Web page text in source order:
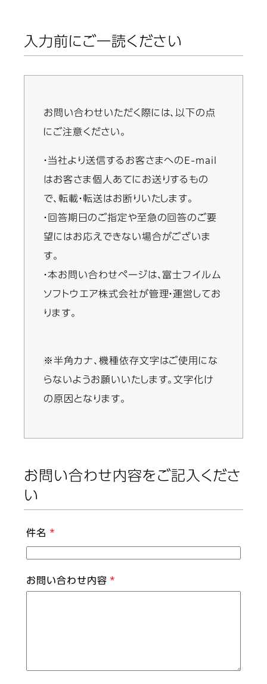
入力前にご一読ください
Information
お問い合わせいただく際には、以下の点
にご注意ください。
・当社より送信するお客さまへのE-mail
はお客さま個人あてにお送りするもの
で、転載・転送はお断りいたします。
・回答期日のご指定や至急の回答のご要
望にはお応えできない場合がございま
す。
・本お問い合わせページは、富士フイルム
ソフトウエア株式会社が管理・運営してお
ります。
※半角カナ、機種依存文字はご使用にな
らないようお願いいたします。文字化け
の原因となります。
お問い合わせ内容をご記入くださ
い
件名
お問い合わせ内容